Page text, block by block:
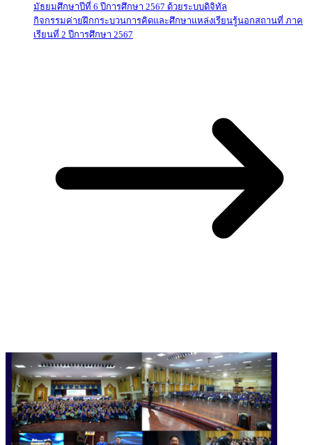
มัธยมศึกษาปีที่ 6 ปีการศึกษา 2567 ด้วยระบบดิจิทัล
กิจกรรมค่ายฝึกกระบวนการคิดและศึกษาแหล่งเรียนรู้นอกสถานที่ ภาค
เรียนที่ 2 ปีการศึกษา 2567